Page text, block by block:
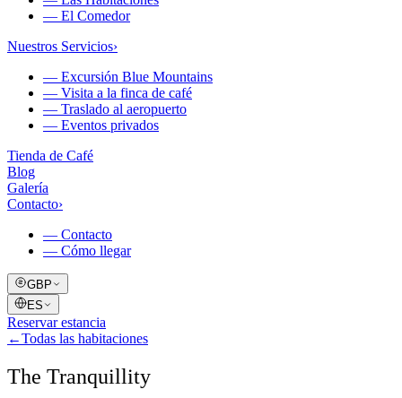
— El Comedor
Nuestros Servicios›
— Excursión Blue Mountains
— Visita a la finca de café
— Traslado al aeropuerto
— Eventos privados
Tienda de Café
Blog
Galería
Contacto›
— Contacto
— Cómo llegar
GBP
ES
Reservar estancia
←Todas las habitaciones
The Tranquillity